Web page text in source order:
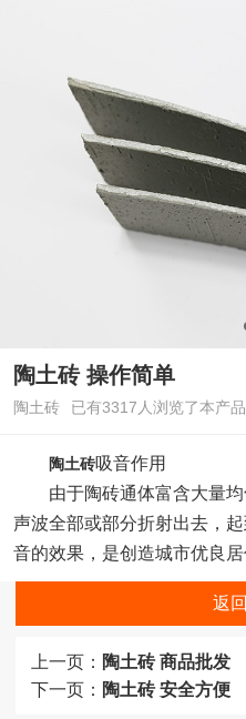
陶土砖 操作简单
陶土砖 已有3317人浏览了本产品
陶土砖吸音作用
由于陶砖通体富含大量均
声波全部或部分折射出去，
音的效果，是创造城市优良居
返
上一页： 陶土砖 商品批发
下一页： 陶土砖 安全方便